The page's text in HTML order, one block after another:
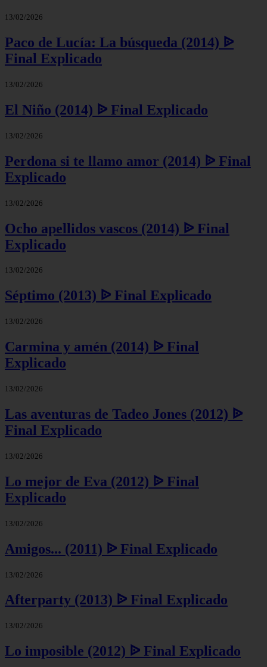
13/02/2026
Paco de Lucía: La búsqueda (2014) ᐉ
Final Explicado
13/02/2026
El Niño (2014) ᐉ Final Explicado
13/02/2026
Perdona si te llamo amor (2014) ᐉ Final
Explicado
13/02/2026
Ocho apellidos vascos (2014) ᐉ Final
Explicado
13/02/2026
Séptimo (2013) ᐉ Final Explicado
13/02/2026
Carmina y amén (2014) ᐉ Final
Explicado
13/02/2026
Las aventuras de Tadeo Jones (2012) ᐉ
Final Explicado
13/02/2026
Lo mejor de Eva (2012) ᐉ Final
Explicado
13/02/2026
Amigos... (2011) ᐉ Final Explicado
13/02/2026
Afterparty (2013) ᐉ Final Explicado
13/02/2026
Lo imposible (2012) ᐉ Final Explicado